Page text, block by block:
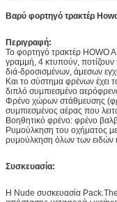
Βαρύ φορτηγό τρακτέρ
Περιγραφή:
Το φορτηγό τρακτέρ HOWO
γραμμή, 4 κτυπούν,
διά-δροσισμένων, άμεσων
Και το σύστημα φρένων έχει
διπλό συμπιεσμένο
Φρένο χώρων στάθμευσης
συμπιεσμένος αέρας που
Βοηθητικό φρένο: φρένο
Ρυμούλκηση του οχήματος με
ρυμούλκηση όλων των
Συσκευασία:
Η Nude συσκευασία Pack.The